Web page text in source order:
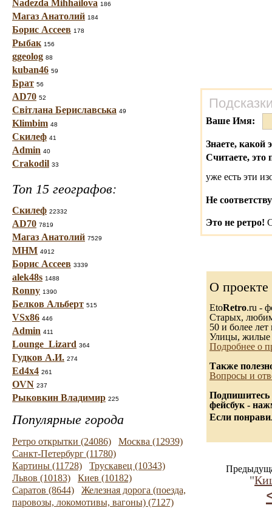
Nadezda Mihhailova 186
Магаз Анатолий 184
Борис Ассеев 178
Рыбак 156
ggeolog 88
kuban46 59
Брат 56
AD70 52
Світлана Бериславська 49
Klimbim 48
Скилеф 41
Admin 40
Crakodil 33
Топ 15 географов:
Скилеф 22332
AD70 7819
Магаз Анатолий 7529
МНМ 4912
Борис Ассеев 3339
alek48s 1488
Ronny 1390
Белков Альберт 515
VSx86 446
Admin 411
Lounge_Lizard 364
Гудков А.И. 274
Ed4x4 261
OVN 237
Рыковкин Владимир 225
Популярные города
Ретро открытки (24086)
Москва (12939)
Санкт-Петербург (11780)
Картины (11728)
Трускавец (10343)
Львов (10183)
Киев (10182)
Саратов (8644)
Железная дорога (поезда,
паровозы, локомотивы, вагоны) (7127)
Ваше Имя:
Знаете, какой
Считаете, это
уже есть эти
Не
Это не ретро!
О проекте
EtoRetro.ru -
Старых,
50 и более лет
Улицы, жилые
Подробнее о
Также
Вопросы и
Подпишитесь
фейсбук -
Если
"